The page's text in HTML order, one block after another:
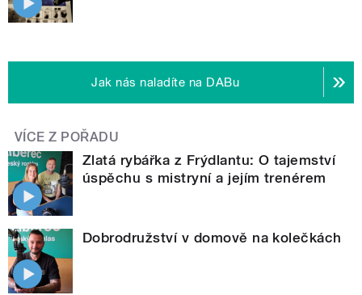
Jak nás naladíte na DABu
VÍCE Z POŘADU
Zlatá rybářka z Frýdlantu: O tajemství
úspěchu s mistryní a jejím trenérem
Dobrodružství v domově na kolečkách